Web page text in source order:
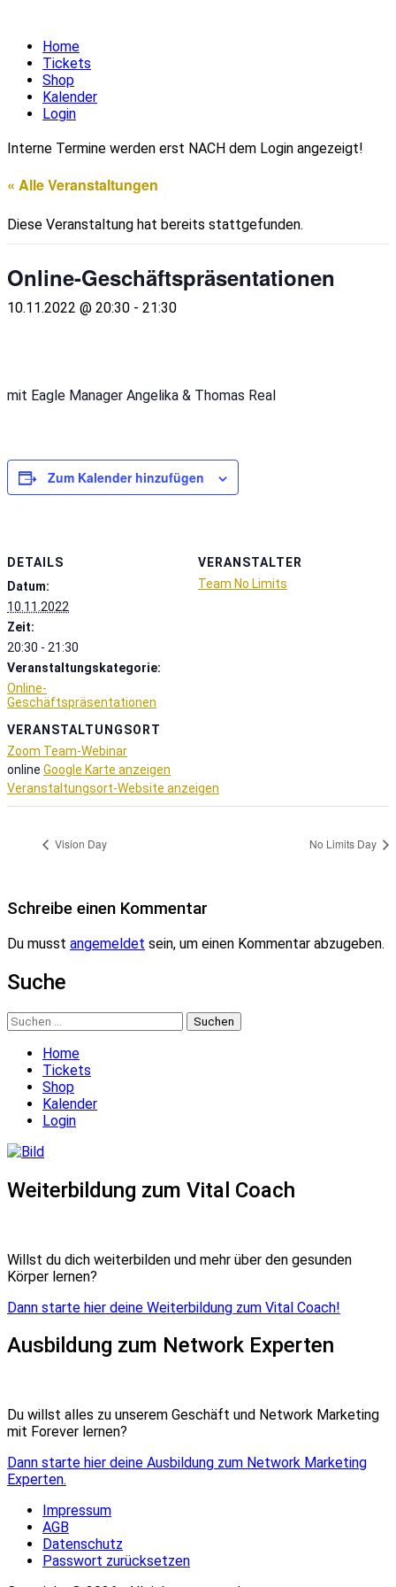
Home
Tickets
Shop
Kalender
Login
Interne Termine werden erst NACH dem Login angezeigt!
« Alle Veranstaltungen
Diese Veranstaltung hat bereits stattgefunden.
Online-Geschäftspräsentationen
10.11.2022 @ 20:30 - 21:30
mit Eagle Manager Angelika & Thomas Real
Zum Kalender hinzufügen
DETAILS
Datum:
10.11.2022
Zeit:
20:30 - 21:30
Veranstaltungskategorie:
Online-
Geschäftspräsentationen
VERANSTALTUNGSORT
Zoom Team-Webinar
online Google Karte anzeigen
Veranstaltungsort-Website anzeigen
VERANSTALTER
Team No Limits
Vision Day No Limits Day
Schreibe einen Kommentar
Du musst angemeldet sein, um einen Kommentar abzugeben.
Suche
Suchen
nach:
Home
Tickets
Shop
Kalender
Login
Weiterbildung zum Vital Coach
Willst du dich weiterbilden und mehr über den gesunden
Körper lernen?
Dann starte hier deine Weiterbildung zum Vital Coach!
Ausbildung zum Network Experten
Du willst alles zu unserem Geschäft und Network Marketing
mit Forever lernen?
Dann starte hier deine Ausbildung zum Network Marketing
Experten.
Impressum
AGB
Datenschutz
Passwort zurücksetzen